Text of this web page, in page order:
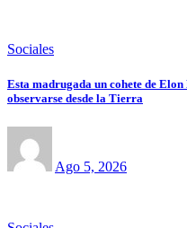
Sociales
Esta madrugada un cohete de
observarse desde la Tierra
Ago 5, 2026